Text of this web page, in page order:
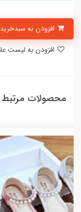
محصولات مرتبط